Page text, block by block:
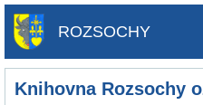
ROZSOCHY
Knihovna Rozsochy